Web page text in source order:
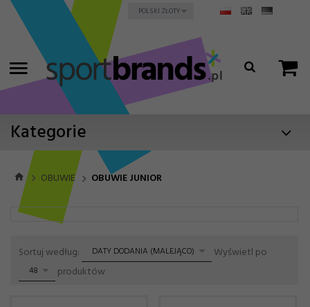
currency_h
POLSKI ZŁOTY
Kategorie
OBUWIE OBUWIE JUNIOR
Sortuj według: sortDATY DODANIA (MALEJĄCO) Wyświetl po
48 produktów